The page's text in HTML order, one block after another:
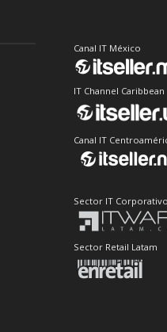
Canal IT México
IT Channel Caribbean
Canal IT
Sector IT
Sector Retail Latam